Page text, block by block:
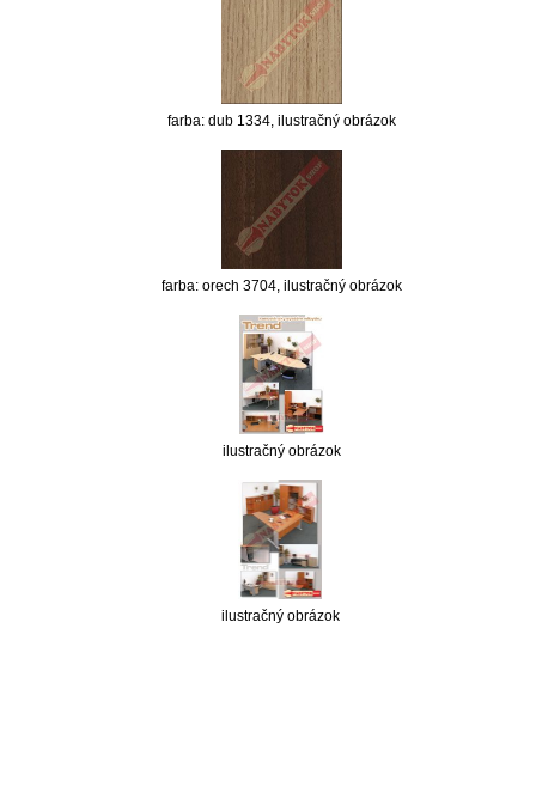
farba: dub 1334, ilustračný obrázok
farba: orech 3704, ilustračný obrázok
ilustračný obrázok
ilustračný obrázok